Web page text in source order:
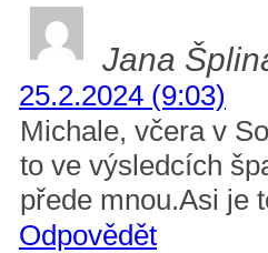
Jana
25.2.2024 (9:03)
Michale, včera v
to ve výsledcích
přede mnou.Asi je
Odpovědět